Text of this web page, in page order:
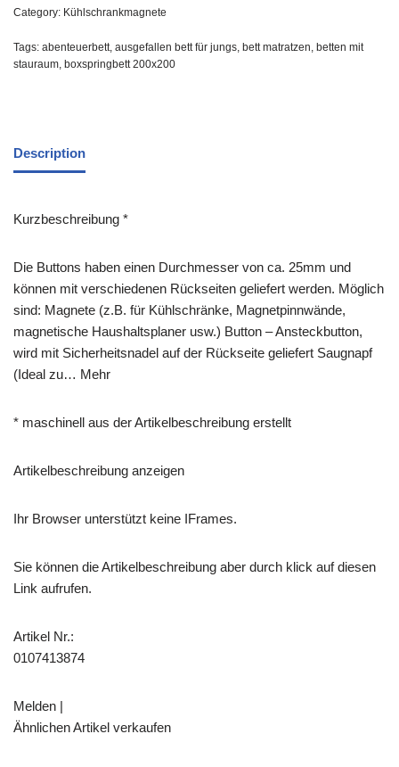
Category: Kühlschrankmagnete
Tags: abenteuerbett, ausgefallen bett für jungs, bett matratzen, betten mit
stauraum, boxspringbett 200x200
Description
Kurzbeschreibung *
Die Buttons haben einen Durchmesser von ca. 25mm und
können mit verschiedenen Rückseiten geliefert werden. Möglich
sind: Magnete (z.B. für Kühlschränke, Magnetpinnwände,
magnetische Haushaltsplaner usw.) Button – Ansteckbutton,
wird mit Sicherheitsnadel auf der Rückseite geliefert Saugnapf
(Ideal zu… Mehr
* maschinell aus der Artikelbeschreibung erstellt
Artikelbeschreibung anzeigen
Ihr Browser unterstützt keine IFrames.
Sie können die Artikelbeschreibung aber durch klick auf diesen
Link aufrufen.
Artikel Nr.:
0107413874
Melden |
Ähnlichen Artikel verkaufen